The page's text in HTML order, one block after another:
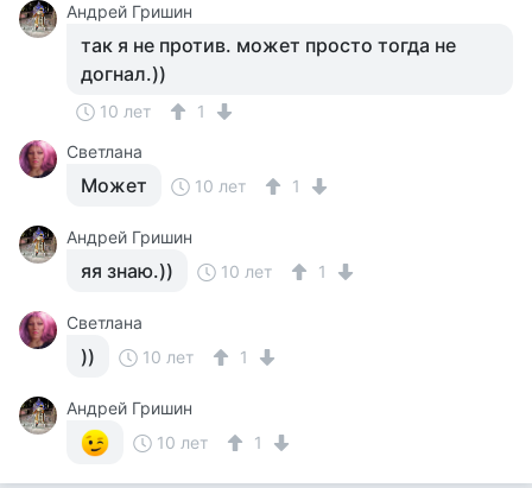
Андрей Гришин
так я не против. может просто тогда не
догнал.))
10 лет
1
Cветлана
Может 10 лет 1
Андрей Гришин
яя знаю.)) 10 лет 1
Cветлана
)) 10 лет 1
Андрей Гришин
10 лет
1